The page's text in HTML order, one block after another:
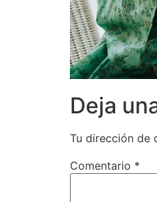
Deja
Tu dirección de
Comentario *